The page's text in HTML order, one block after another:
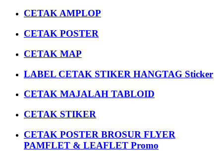
CETAK AMPLOP
CETAK POSTER
CETAK MAP
LABEL CETAK STIKER HANGTAG Sticker
CETAK MAJALAH TABLOID
CETAK STIKER
CETAK POSTER BROSUR FLYER
PAMFLET & LEAFLET Promo